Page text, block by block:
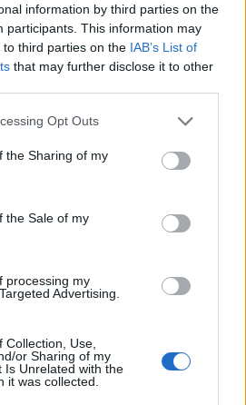
information by third parties on the
participants. This information may
third parties on the IAB’s List of
that may further disclose it to other
Opt Outs
the Sharing of my
the Sale of my
processing my
Advertising.
Use,
or Sharing of my
Is Unrelated with the
it was collected.
στον Ιερό Ναό Αγίου
τελείται το ετήσιο
Αλειφερόπουλου. Στο
για συμπροσευχή η σύζυγός
του Κωνσταντίνος και
τα εγγόνια του Μαρία –
οι λοιποί συγγενείς του.